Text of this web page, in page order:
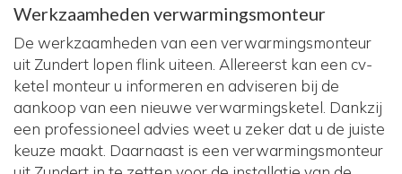
Werkzaamheden verwarmingsmonteur
De werkzaamheden van een verwarmingsmonteur
uit Zundert lopen flink uiteen. Allereerst kan een cv-
ketel monteur u informeren en adviseren bij de
aankoop van een nieuwe verwarmingsketel. Dankzij
een professioneel advies weet u zeker dat u de juiste
keuze maakt. Daarnaast is een verwarmingsmonteur